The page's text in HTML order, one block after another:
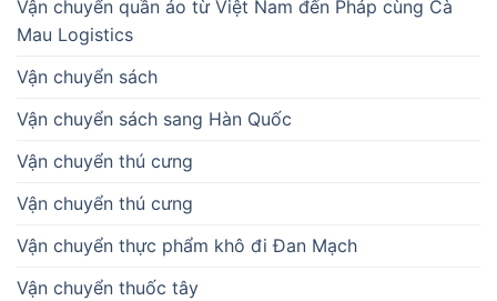
Vận chuyển quần áo từ Việt Nam đến Pháp cùng Cà
Mau Logistics
Vận chuyển sách
Vận chuyển sách sang Hàn Quốc
Vận chuyển thú cưng
Vận chuyển thú cưng
Vận chuyển thực phẩm khô đi Đan Mạch
Vận chuyển thuốc tây